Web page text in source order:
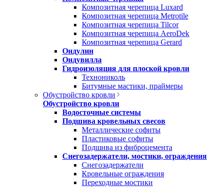
Композитная черепица Luxard
Композитная черепица Metrotile
Композитная черепица Tilcor
Композитная черепица AeroDek
Композитная черепица Gerard
Ондулин
Ондувилла
Гидроизоляция для плоской кровли
Технониколь
Битумные мастики, праймеры
Обустройство кровли
Обустройство кровли
Водосточные системы
Подшива кровельных свесов
Металлические софиты
Пластиковые софиты
Подшива из фиброцемента
Снегозадержатели, мостики, ограждения
Снегозадержатели
Кровельные ограждения
Переходные мостики